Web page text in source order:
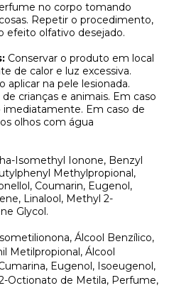
no corpo tomando
Repetir o procedimento,
efeito olfativo desejado.
Conservar o produto em local
de calor e luz excessiva.
aplicar na pele lesionada.
crianças e animais. Em caso
imediatamente. Em caso de
olhos com água
Isomethyl Ionone, Benzyl
Methylpropional,
Coumarin, Eugenol,
Linalool, Methyl 2-
Glycol.
Álcool Benzílico,
Metilpropional, Álcool
Eugenol, Isoeugenol,
Octionato de Metila, Perfume,